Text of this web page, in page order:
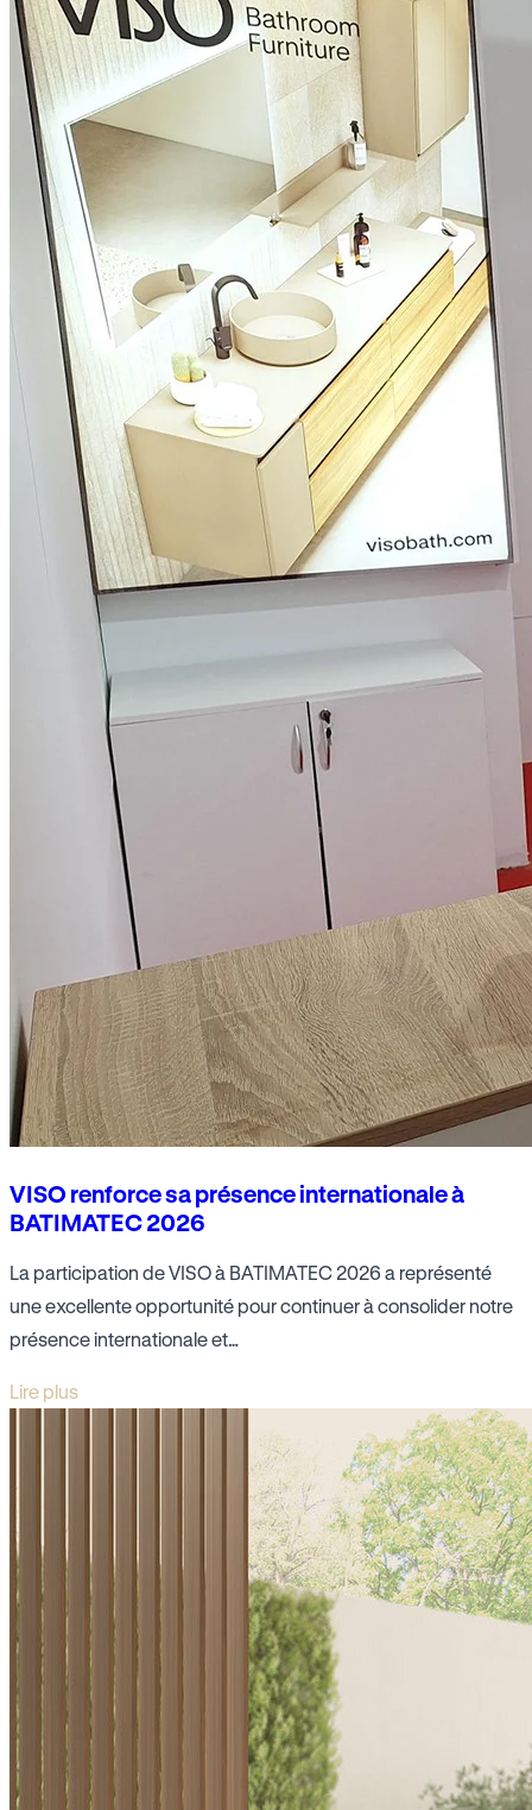
VISO renforce sa présence internationale à
BATIMATEC 2026
La participation de VISO à BATIMATEC 2026 a représenté
une excellente opportunité pour continuer à consolider notre
présence internationale et…
Lire plus